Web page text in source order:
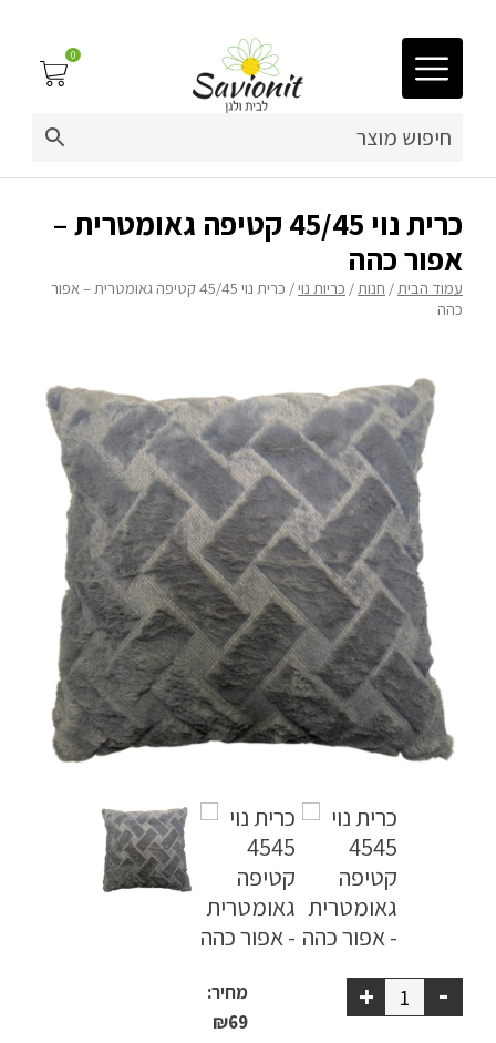
03-9212883
מערכות ישיבה וריהוט
כריות נוי
ריהוט למרפסת
ריהוט לבית
אקססוריז
עודפים
אודות
טיפים והמלצות
עבודות אחרונות
צור קשר
מדיניות פרטיות
0
כרית נוי 45/45 קטיפה גאומטרית –
אפור כהה
עמוד הבית/ חנות/ כריות נוי
/ כרית נוי 45/45 קטיפה גאומטרית – אפור
כהה
-
+
מחיר:
₪69